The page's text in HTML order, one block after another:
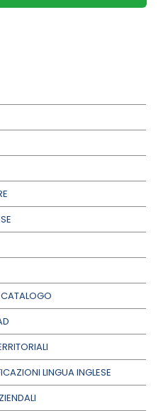
LINGUA INGLESE